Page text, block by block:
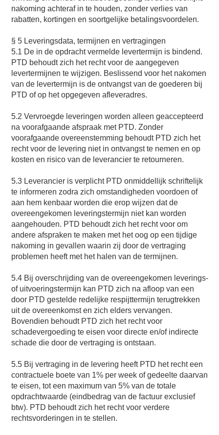
nakoming achteraf in te houden, zonder verlies van
rabatten, kortingen en soortgelijke betalingsvoordelen.
§ 5 Leveringsdata, termijnen en vertragingen
5.1 De in de opdracht vermelde levertermijn is bindend.
PTD behoudt zich het recht voor de aangegeven
levertermijnen te wijzigen. Beslissend voor het nakomen
van de levertermijn is de ontvangst van de goederen bij
PTD of op het opgegeven afleveradres.
5.2 Vervroegde leveringen worden alleen geaccepteerd
na voorafgaande afspraak met PTD. Zonder
voorafgaande overeenstemming behoudt PTD zich het
recht voor de levering niet in ontvangst te nemen en op
kosten en risico van de leverancier te retourneren.
5.3 Leverancier is verplicht PTD onmiddellijk schriftelijk
te informeren zodra zich omstandigheden voordoen of
aan hem kenbaar worden die erop wijzen dat de
overeengekomen leveringstermijn niet kan worden
aangehouden. PTD behoudt zich het recht voor om
andere afspraken te maken met het oog op een tijdige
nakoming in gevallen waarin zij door de vertraging
problemen heeft met het halen van de termijnen.
5.4 Bij overschrijding van de overeengekomen leverings-
of uitvoeringstermijn kan PTD zich na afloop van een
door PTD gestelde redelijke respijttermijn terugtrekken
uit de overeenkomst en zich elders vervangen.
Bovendien behoudt PTD zich het recht voor
schadevergoeding te eisen voor directe en/of indirecte
schade die door de vertraging is ontstaan.
5.5 Bij vertraging in de levering heeft PTD het recht een
contractuele boete van 1% per week of gedeelte daarvan
te eisen, tot een maximum van 5% van de totale
opdrachtwaarde (eindbedrag van de factuur exclusief
btw). PTD behoudt zich het recht voor verdere
rechtsvorderingen in te stellen.